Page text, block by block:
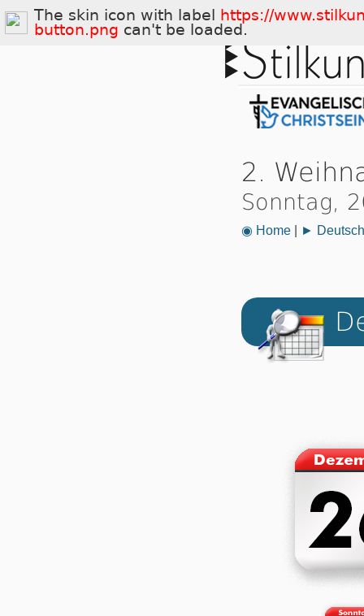
2.
Sonntag,
◉ Home| ►
The skin icon with label
https://
button.png can't be loaded.